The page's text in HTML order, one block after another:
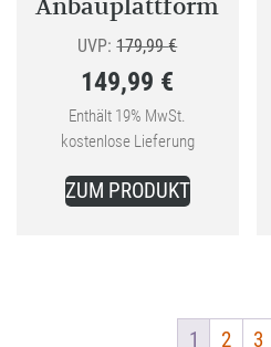
Anbauplattform
UVP: 179,99€Ursprünglicher
war:
179,99 €
149,99 €
Aktueller
Preis
ist:
Enthält 19% MwSt.
kostenlose Lieferung
ZUM PRODUKT
1 2 3